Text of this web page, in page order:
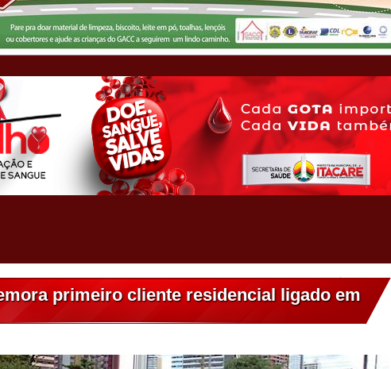
primeiro cliente residencial ligado em